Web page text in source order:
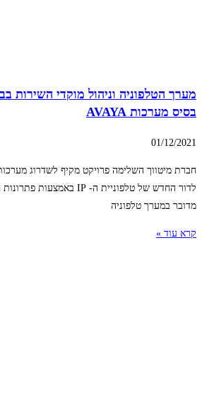
מערך הטלפוניה וניהול מוקדי השירות
בסיס מערכות AVAYA
01/12/2021
חברת מיטווך השלימה פרויקט מקיף לשדרוג
מדובר במערך טלפוניה
קרא עוד »